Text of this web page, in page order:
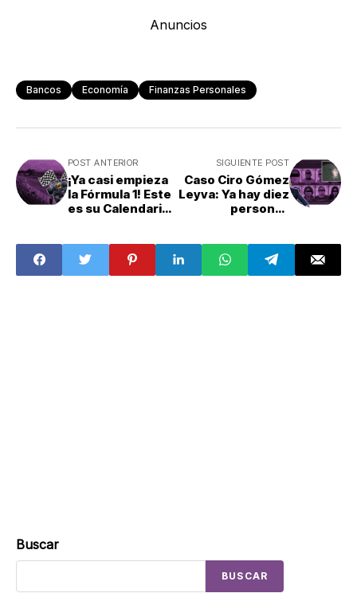
Anuncios
Bancos Economía Finanzas Personales
POST ANTERIOR
¡Ya casi empieza
la Fórmula 1! Este
es su Calendario
SIGUIENTE POST
Caso Ciro Gómez
Leyva: Ya hay diez
personas
Buscar
BUSCAR